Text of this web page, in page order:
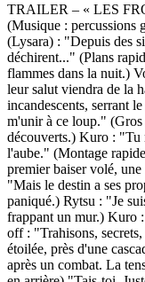
TRAILER – « LES
(Musique : percussions
(Lysara) : "Depuis des
déchirent..." (Plans
flammes dans la nuit.)
leur salut viendra de la
incandescents, serrant
m'unir à ce loup."
découverts.) Kuro : "Tu
l'aube." (Montage
premier baiser volé,
"Mais le destin a ses
paniqué.) Rytsu : "Je
frappant un mur.) Kuro
off : "Trahisons,
étoilée, près d'une
après un combat. La